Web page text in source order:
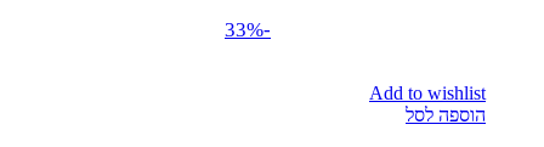
-33%
Add to wishlist
הוספה לסל